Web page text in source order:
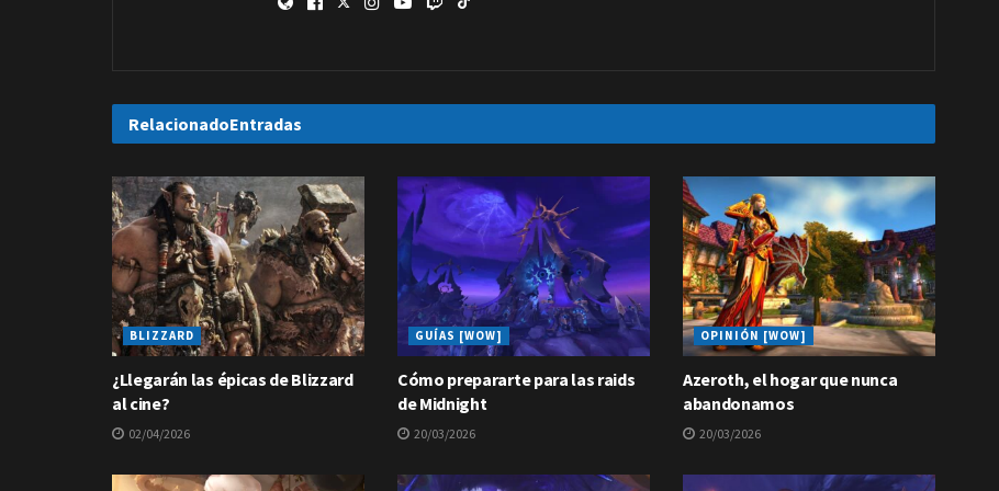
RelacionadoEntradas
BLIZZARD
¿Llegarán las épicas de Blizzard
al cine?
02/04/2026
GUÍAS [WOW]
Cómo prepararte para las raids
de Midnight
20/03/2026
OPINIÓN [WOW]
Azeroth, el hogar que nunca
abandonamos
20/03/2026